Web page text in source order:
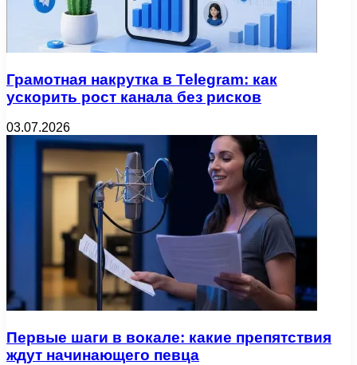
Грамотная накрутка в Telegram: как
ускорить рост канала без рисков
03.07.2026
Первые шаги в вокале: какие препятствия
ждут начинающего певца